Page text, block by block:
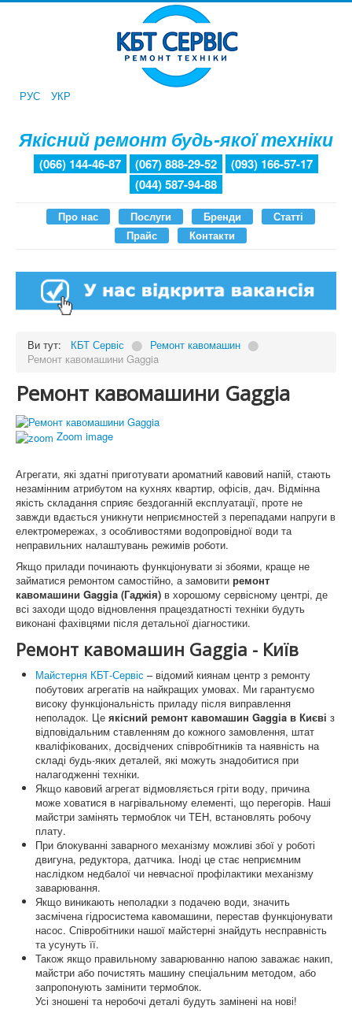
РУС УКР
Якісний ремонт будь-якої техніки
(066) 144-46-87 (067) 888-29-52
(093) 166-57-17
(044) 587-94-88
Про нас Послуги Бренди
Статті
Прайс
Контакти
Ви тут: КБТ Сервіс ⬤ Ремонт кавомашин ⬤
Ремонт кавомашини Gaggia
Ремонт кавомашини Gaggia
Zoom image
Агрегати, які здатні приготувати ароматний кавовий напій, стають
незамінним атрибутом на кухнях квартир, офісів, дач. Відмінна
якість складання сприяє бездоганній експлуатації, проте не
завжди вдається уникнути неприємностей з перепадами напруги в
електромережах, з особливостями водопровідної води та
неправильних налаштувань режимів роботи.
Якщо прилади починають функціонувати зі збоями, краще не
займатися ремонтом самостійно, а замовити ремонт
кавомашини Gaggia (Гаджія) в хорошому сервісному центрі, де
всі заходи щодо відновлення працездатності техніки будуть
виконані фахівцями після детальної діагностики.
Ремонт кавомашин Gaggia - Київ
Майстерня КБТ-Сервіс – відомий киянам центр з ремонту
побутових агрегатів на найкращих умовах. Ми гарантуємо
високу функціональність приладу після виправлення
неполадок. Це якісний ремонт кавомашин Gaggia в Києві з
відповідальним ставленням до кожного замовлення, штат
кваліфікованих, досвідчених співробітників та наявність на
складі будь-яких деталей, які можуть знадобитися при
налагодженні техніки.
Якщо кавовий агрегат відмовляється гріти воду, причина
може ховатися в нагрівальному елементі, що перегорів. Наші
майстри замінять термоблок чи ТЕН, встановлять робочу
плату.
При блокуванні заварного механізму можливі збої у роботі
двигуна, редуктора, датчика. Іноді це стає неприємним
наслідком недбалої чи невчасної профілактики механізму
заварювання.
Якщо виникають неполадки з подачею води, значить
засмічена гідросистема кавомашини, перестав функціонувати
насос. Співробітники нашої майстерні знайдуть несправність
та усунуть її.
Також якщо правильному заварюванню напою заважає накип,
майстри або почистять машину спеціальним методом, або
запропонують замінити термоблок.
Усі зношені та неробочі деталі будуть замінені на нові!